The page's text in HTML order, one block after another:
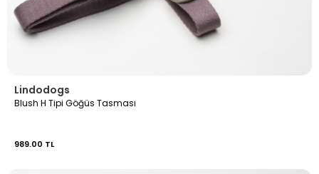
Lindodogs
Blush H Tipi Göğüs Tasması
989.00 TL